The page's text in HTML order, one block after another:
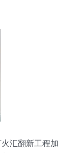
火汇翻新工程加